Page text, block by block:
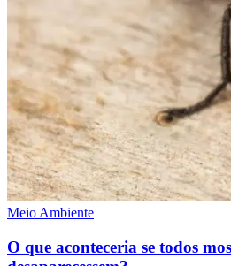
Meio Ambiente
O que aconteceria se todos